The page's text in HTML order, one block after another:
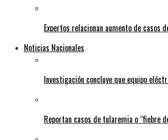
Expertos relacionan aumento de casos
Noticias Nacionales
Investigación concluye que equipo
Reportan casos de tularemia o “fiebre